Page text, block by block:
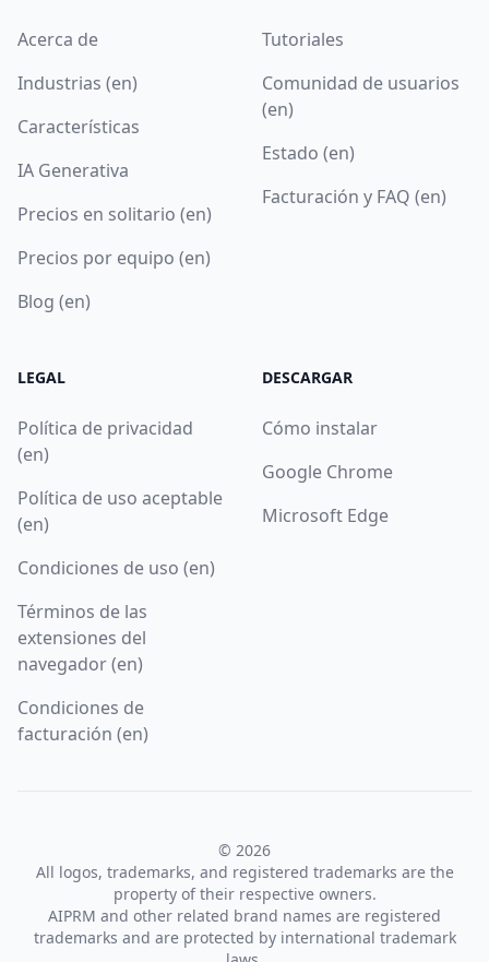
Acerca de
Industrias (en)
Características
IA Generativa
Precios en solitario (en)
Precios por equipo (en)
Blog (en)
Tutoriales
Comunidad de usuarios
(en)
Estado (en)
Facturación y FAQ (en)
LEGAL
Política de privacidad
(en)
Política de uso aceptable
(en)
Condiciones de uso (en)
Términos de las
extensiones del
navegador (en)
Condiciones de
facturación (en)
DESCARGAR
Cómo instalar
Google Chrome
Microsoft Edge
© 2026
All logos, trademarks, and registered trademarks are the
property of their respective owners.
AIPRM and other related brand names are registered
trademarks and are protected by international trademark